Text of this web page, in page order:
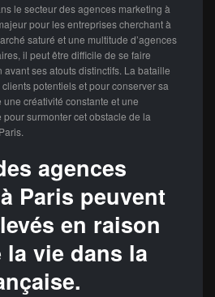
le secteur des agences marketing à
pour les entreprises cherchant à
saturé et une multitude d’agences
il peut être difficile de se faire
avant ses atouts distinctifs. La bataille
potentiels et pour conserver sa
créativité constante et une
surmonter cet obstacle de la
agences
Paris peuvent
en raison
vie dans la